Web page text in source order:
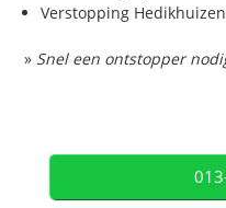
Verstopping
» Snel een ontstopper